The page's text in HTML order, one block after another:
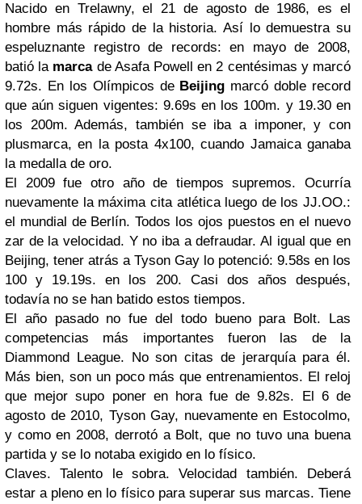
Nacido en Trelawny, el 21 de agosto de 1986, es el
hombre más rápido de la historia. Así lo demuestra su
espeluznante registro de records: en mayo de 2008,
batió la marcade Asafa Powell en 2 centésimas y marcó
9.72s. En los Olímpicos de Beijing marcó doble record
que aún siguen vigentes: 9.69s en los 100m. y 19.30 en
los 200m. Además, también se iba a imponer, y con
plusmarca, en la posta 4x100, cuando Jamaica ganaba
la medalla de oro.
El 2009 fue otro año de tiempos supremos. Ocurría
nuevamente la máxima cita atlética luego de los JJ.OO.:
el mundial de Berlín. Todos los ojos puestos en el nuevo
zar de la velocidad. Y no iba a defraudar. Al igual que en
Beijing, tener atrás a Tyson Gay lo potenció: 9.58s en los
100 y 19.19s. en los 200. Casi dos años después,
todavía no se han batido estos tiempos.
El año pasado no fue del todo bueno para Bolt. Las
competencias más importantes fueron las de la
Diammond League. No son citas de jerarquía para él.
Más bien, son un poco más que entrenamientos. El reloj
que mejor supo poner en hora fue de 9.82s. El 6 de
agosto de 2010, Tyson Gay, nuevamente en Estocolmo,
y como en 2008, derrotó a Bolt, que no tuvo una buena
partida y se lo notaba exigido en lo físico.
Claves. Talento le sobra. Velocidad también. Deberá
estar a pleno en lo físico para superar sus marcas. Tiene